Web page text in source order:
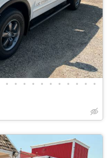
• • • • • • • • • • •